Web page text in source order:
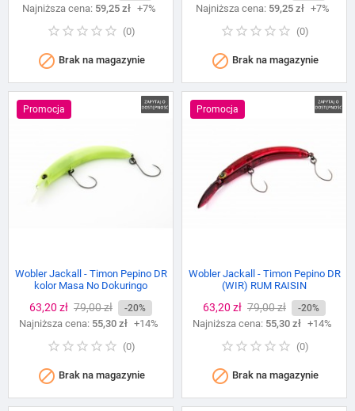
podstawowa
Najniższa cena: 59,25 zł +7%
(0)
 Brak na magazynie
podstawowa
Najniższa cena: 59,25 zł +7%
(0)
 Brak na magazynie
Promocja
Wobler Jackall - Timon Pepino DR
kolor Masa No Dokuringo
Cena
63,20 zł Cena
podstawowa
79,00 zł -20%
Najniższa cena: 55,30 zł +14%
(0)
 Brak na magazynie
Promocja
Wobler Jackall - Timon Pepino DR
(WIR) RUM RAISIN
Cena
63,20 zł Cena
podstawowa
79,00 zł -20%
Najniższa cena: 55,30 zł +14%
(0)
 Brak na magazynie